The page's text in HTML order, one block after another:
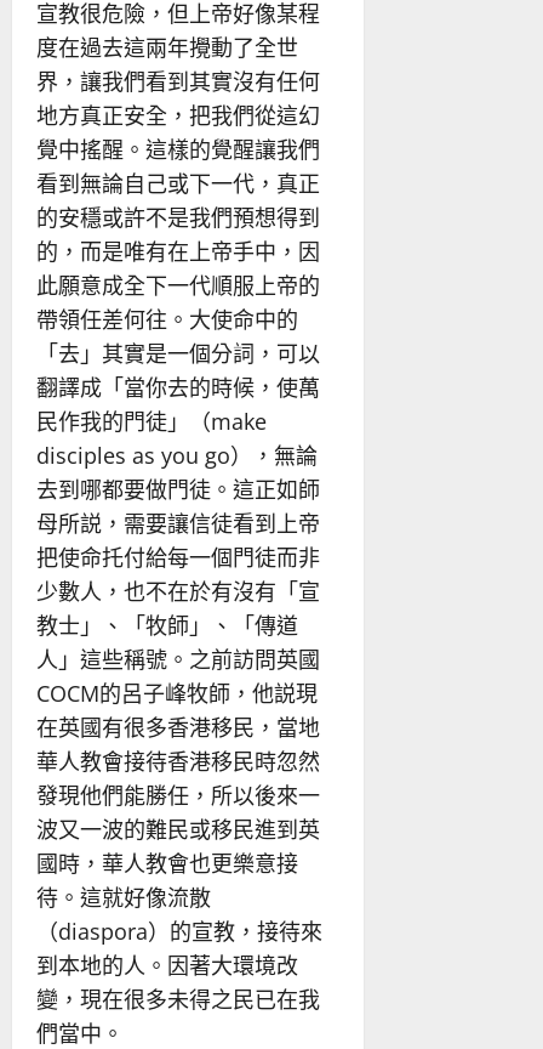
宣教很危險，但上帝好像某程
度在過去這兩年攪動了全世
界，讓我們看到其實沒有任何
地方真正安全，把我們從這幻
覺中搖醒。這樣的覺醒讓我們
看到無論自己或下一代，真正
的安穩或許不是我們預想得到
的，而是唯有在上帝手中，因
此願意成全下一代順服上帝的
帶領任差何往。大使命中的
「去」其實是一個分詞，可以
翻譯成「當你去的時候，使萬
民作我的門徒」（make
disciples as you go），無論
去到哪都要做門徒。這正如師
母所説，需要讓信徒看到上帝
把使命托付給每一個門徒而非
少數人，也不在於有沒有「宣
教士」、「牧師」、「傳道
人」這些稱號。之前訪問英國
COCM的呂子峰牧師，他説現
在英國有很多香港移民，當地
華人教會接待香港移民時忽然
發現他們能勝任，所以後來一
波又一波的難民或移民進到英
國時，華人教會也更樂意接
待。這就好像流散
（diaspora）的宣教，接待來
到本地的人。因著大環境改
變，現在很多未得之民已在我
們當中。